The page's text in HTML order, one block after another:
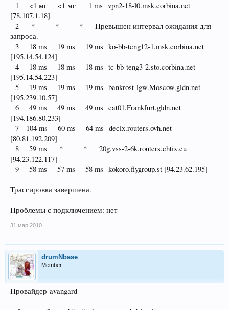
1 <1 мс <1 мс 1 ms vpn2-18-l0.msk.corbina.net
[78.107.1.18]
2 * * * Превышен интервал ожидания для
запроса.
3 18 ms 19 ms 19 ms ko-bb-teng12-1.msk.corbina.net
[195.14.54.124]
4 18 ms 18 ms 18 ms tc-bb-teng3-2.sto.corbina.net
[195.14.54.223]
5 19 ms 19 ms 19 ms bankrost-lgw.Moscow.gldn.net
[195.239.10.57]
6 49 ms 49 ms 49 ms cat01.Frankfurt.gldn.net
[194.186.80.233]
7 104 ms 60 ms 64 ms decix.routers.ovh.net
[80.81.192.209]
8 59 ms * * 20g.vss-2-6k.routers.chtix.eu
[94.23.122.117]
9 58 ms 57 ms 58 ms kokoro.flygroup.st [94.23.62.195]
Трассировка завершена.
Проблемы с подключением: нет
31 мар 2010
drumNbase
Member
Провайдер-avangard